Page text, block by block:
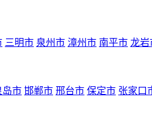
三明市 泉州市 漳州市 南平市 龙岩
岛市 邯郸市 邢台市 保定市 张家口